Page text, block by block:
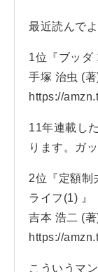
最近読んで
1位『ブッダ
手塚 治虫 (
https://
11年連載し
ります。ガ
2位『定額制
ライフ(1) 』
吉本 浩二 (
https://
こういうマ